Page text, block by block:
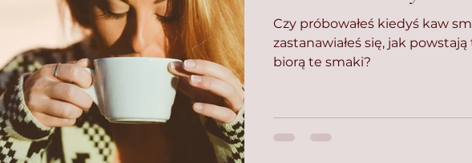
Czy próbowałeś kiedyś kaw
zastanawiałeś się, jak
biorą te smaki?